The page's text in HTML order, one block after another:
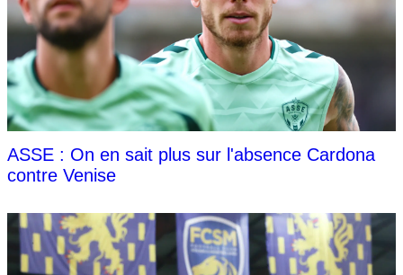
ASSE : On en sait plus sur l'absence Cardona
contre Venise